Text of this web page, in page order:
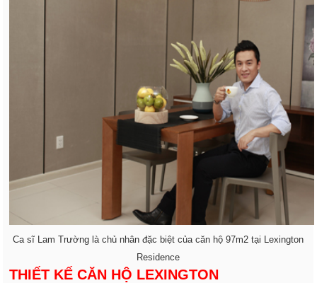
Ca sĩ Lam Trường là chủ nhân đặc biệt của căn hộ 97m2 tại Lexington
Residence
THIẾT KẾ CĂN HỘ LEXINGTON